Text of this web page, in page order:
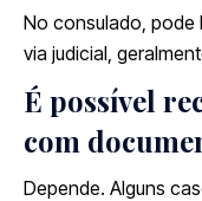
No consulado, pode
via judicial,
É possível
com
Depende. Alguns